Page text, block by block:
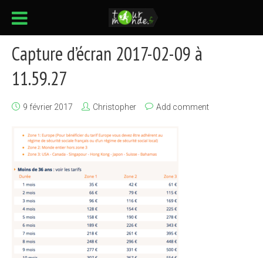
Capture d’écran 2017-02-09 à
11.59.27
9 février 2017 Christopher Add comment